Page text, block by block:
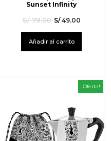
Sunset Infinity
S/79.00 S/49.00
Añadir al carrito
¡Oferta!